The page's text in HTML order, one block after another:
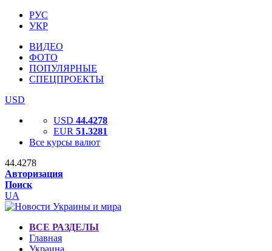
РУС
УКР
ВИДЕО
ФОТО
ПОПУЛЯРНЫЕ
СПЕЦПРОЕКТЫ
USD
USD 44.4278
EUR 51.3281
Все курсы валют
44.4278
Авторизация
Поиск
UA
ВСЕ РАЗДЕЛЫ
Главная
Украина